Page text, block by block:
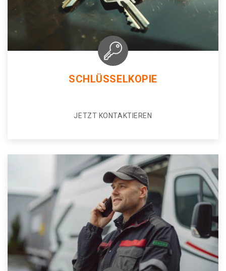
SCHLÜSSELKOPIE
JETZT KONTAKTIEREN